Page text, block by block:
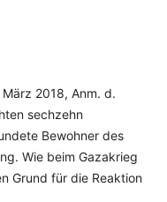
2018, Anm. d.
sechzehn
Bewohner des
Wie beim Gazakrieg
Grund für die Reaktion